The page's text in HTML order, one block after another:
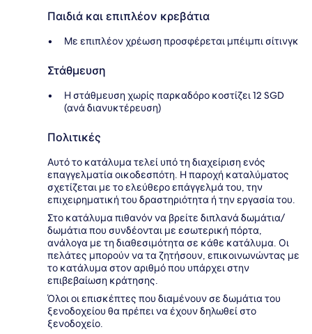
Παιδιά και επιπλέον κρεβάτια
Με επιπλέον χρέωση προσφέρεται μπέιμπι σίτινγκ
Στάθμευση
Η στάθμευση χωρίς παρκαδόρο κοστίζει 12 SGD
(ανά διανυκτέρευση)
Πολιτικές
Αυτό το κατάλυμα τελεί υπό τη διαχείριση ενός
επαγγελματία οικοδεσπότη. Η παροχή καταλύματος
σχετίζεται με το ελεύθερο επάγγελμά του, την
επιχειρηματική του δραστηριότητα ή την εργασία του.
Στο κατάλυμα πιθανόν να βρείτε διπλανά δωμάτια/
δωμάτια που συνδέονται με εσωτερική πόρτα,
ανάλογα με τη διαθεσιμότητα σε κάθε κατάλυμα. Οι
πελάτες μπορούν να τα ζητήσουν, επικοινωνώντας με
το κατάλυμα στον αριθμό που υπάρχει στην
επιβεβαίωση κράτησης.
Όλοι οι επισκέπτες που διαμένουν σε δωμάτια του
ξενοδοχείου θα πρέπει να έχουν δηλωθεί στο
ξενοδοχείο.